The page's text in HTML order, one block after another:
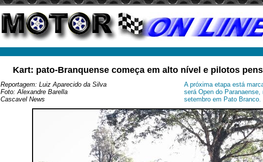
Kart: pato-Branquense começa em alto nível e pilotos
Reportagem: Luiz Aparecido da Silva
Foto: Alexandre Barella
Cascavel News
A próxima etapa está
será Open do
setembro em Pato Branco.